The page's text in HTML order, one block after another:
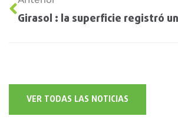
VER TODAS LAS NOTICIAS